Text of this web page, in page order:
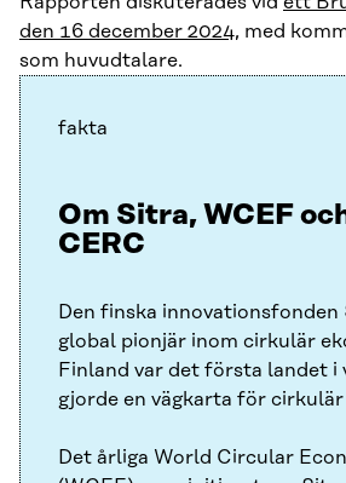
den 16 december 2024, med
som huvudtalare.
fakta
Om Sitra, WCEF
CERC
Den finska innovationsfonden
global pionjär inom cirkulär
Finland var det första landet i
gjorde en vägkarta för
Det årliga World Circular